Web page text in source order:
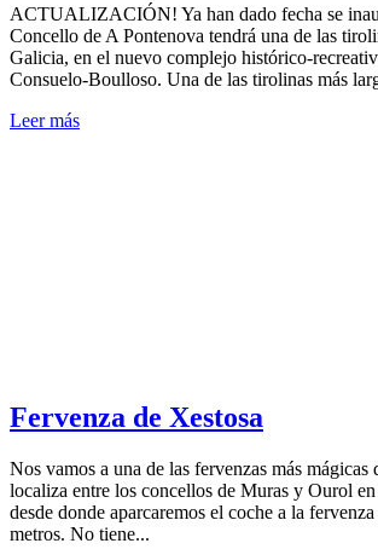
ACTUALIZACIÓN! Ya han dado fecha se
Concello de A Pontenova tendrá una de las
Galicia, en el nuevo complejo histórico-
Consuelo-Boulloso. Una de las tirolinas más
Leer más
Fervenza de Xestosa
Nos vamos a una de las fervenzas más mágicas
localiza entre los concellos de Muras y Ourol
desde donde aparcaremos el coche a la
metros. No tiene...